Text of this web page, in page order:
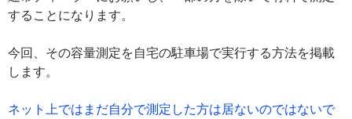
することになります。
今回、その容量測定を自宅の駐車場で実行する方法を掲載
します。
ネット上ではまだ自分で測定した方は居ないのではないで